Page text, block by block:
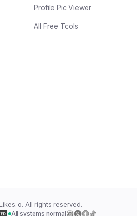
Profile Pic Viewer
All Free Tools
Likes.io. All rights reserved.
All systems normal